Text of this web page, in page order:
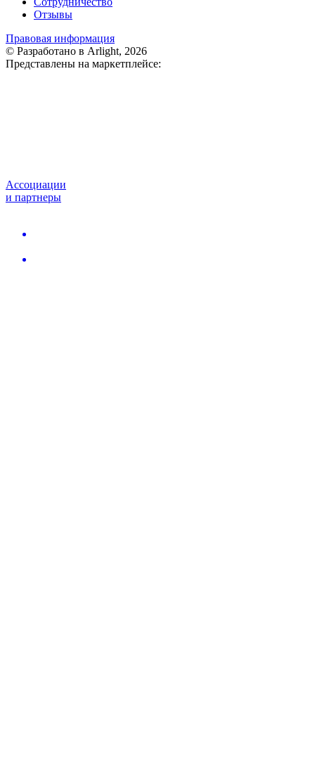
Отзывы
Правовая информация
© Разработано в Arlight, 2026
Представлены на маркетплейсе:
Ассоциации
и партнеры